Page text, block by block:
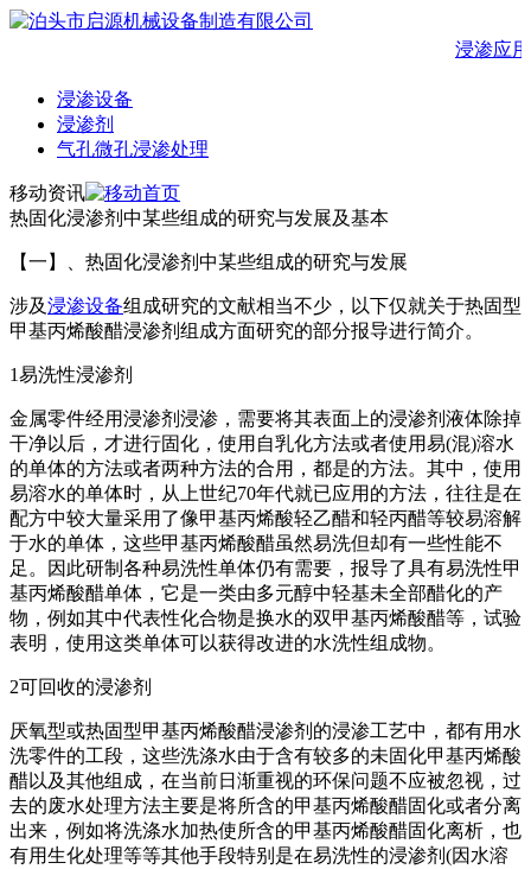
浸渗应
浸渗设备
浸渗剂
气孔微孔浸渗处理
移动资讯
热固化浸渗剂中某些组成的研究与发展及基本
【一】、热固化浸渗剂中某些组成的研究与发展
涉及浸渗设备组成研究的文献相当不少，以下仅就关于热固型
甲基丙烯酸醋浸渗剂组成方面研究的部分报导进行简介。
1易洗性浸渗剂
金属零件经用浸渗剂浸渗，需要将其表面上的浸渗剂液体除掉
干净以后，才进行固化，使用自乳化方法或者使用易(混)溶水
的单体的方法或者两种方法的合用，都是的方法。其中，使用
易溶水的单体时，从上世纪70年代就已应用的方法，往往是在
配方中较大量采用了像甲基丙烯酸轻乙醋和轻丙醋等较易溶解
于水的单体，这些甲基丙烯酸醋虽然易洗但却有一些性能不
足。因此研制各种易洗性单体仍有需要，报导了具有易洗性甲
基丙烯酸醋单体，它是一类由多元醇中轻基未全部醋化的产
物，例如其中代表性化合物是换水的双甲基丙烯酸醋等，试验
表明，使用这类单体可以获得改进的水洗性组成物。
2可回收的浸渗剂
厌氧型或热固型甲基丙烯酸醋浸渗剂的浸渗工艺中，都有用水
洗零件的工段，这些洗涤水由于含有较多的未固化甲基丙烯酸
醋以及其他组成，在当前日渐重视的环保问题不应被忽视，过
去的废水处理方法主要是将所含的甲基丙烯酸醋固化或者分离
出来，例如将洗涤水加热使所含的甲基丙烯酸醋固化离析，也
有用生化处理等等其他手段特别是在易洗性的浸渗剂(因水溶